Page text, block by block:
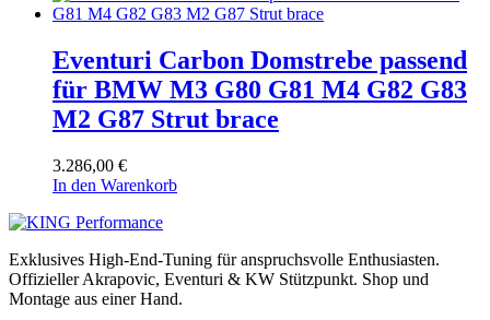
Eventuri Carbon Domstrebe passend
für BMW M3 G80 G81 M4 G82 G83
M2 G87 Strut brace
3.286,00 €
In den Warenkorb
Exklusives High-End-Tuning für anspruchsvolle Enthusiasten.
Offizieller Akrapovic, Eventuri & KW Stützpunkt. Shop und
Montage aus einer Hand.